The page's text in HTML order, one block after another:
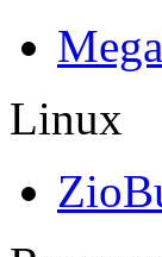
Linux